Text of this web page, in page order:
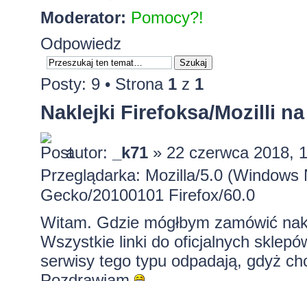
Moderator: Pomocy?!
Odpowiedz
Posty: 9 • Strona 1z 1
Naklejki Firefoksa/Mozilli
autor: _k71» 22 czerwca 2018,
Przeglądarka: Mozilla/5.0
Gecko/20100101 Firefox/60.0
Witam. Gdzie mógłbym zamówić
Wszystkie linki do oficjalnych
serwisy tego typu odpadają, gdyż